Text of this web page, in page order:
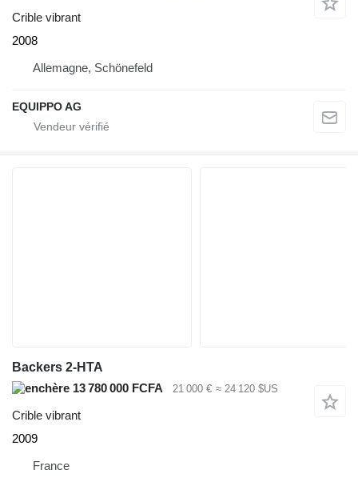
Crible vibrant
2008
Allemagne, Schönefeld
EQUIPPO AG
Backers 2-HTA
13 780 000 FCFA
21 000 € ≈ 24 120 $US
Crible vibrant
2009
France